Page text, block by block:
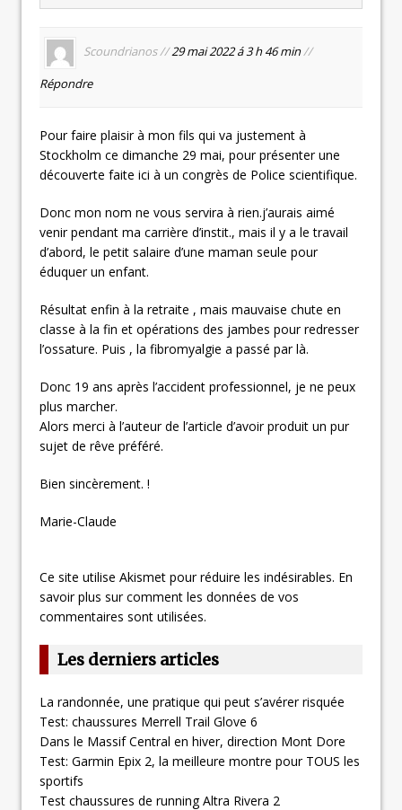
Scoundrianos //29 mai 2022 á 3 h 46 min//
Répondre
Pour faire plaisir à mon fils qui va justement à
Stockholm ce dimanche 29 mai, pour présenter une
découverte faite ici à un congrès de Police scientifique.
Donc mon nom ne vous servira à rien.j’aurais aimé
venir pendant ma carrière d’instit., mais il y a le travail
d’abord, le petit salaire d’une maman seule pour
éduquer un enfant.
Résultat enfin à la retraite , mais mauvaise chute en
classe à la fin et opérations des jambes pour redresser
l’ossature. Puis , la fibromyalgie a passé par là.
Donc 19 ans après l’accident professionnel, je ne peux
plus marcher.
Alors merci à l’auteur de l’article d’avoir produit un pur
sujet de rêve préféré.
Bien sincèrement. !
Marie-Claude
Ce site utilise Akismet pour réduire les indésirables. En
savoir plus sur comment les données de vos
commentaires sont utilisées.
Les derniers articles
La randonnée, une pratique qui peut s’avérer risquée
Test: chaussures Merrell Trail Glove 6
Dans le Massif Central en hiver, direction Mont Dore
Test: Garmin Epix 2, la meilleure montre pour TOUS les
sportifs
Test chaussures de running Altra Rivera 2